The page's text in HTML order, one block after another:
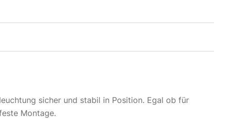
sicher und stabil in Position. Egal ob für
Montage.